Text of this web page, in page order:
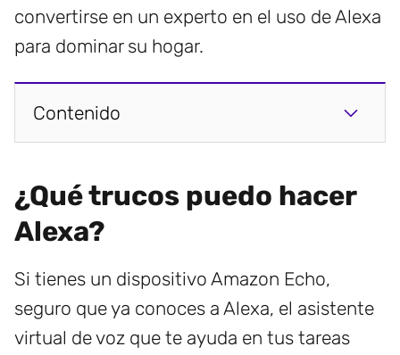
convertirse en un experto en el uso de Alexa
para dominar su hogar.
Contenido
¿Qué trucos puedo hacer
Alexa?
Si tienes un dispositivo Amazon Echo,
seguro que ya conoces a Alexa, el asistente
virtual de voz que te ayuda en tus tareas